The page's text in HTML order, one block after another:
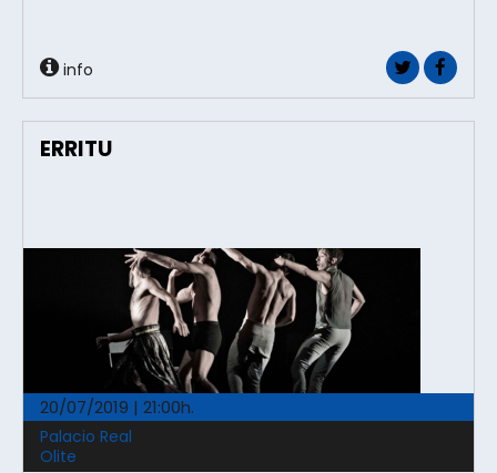
info
ERRITU
20/07/2019 | 21:00h.
Palacio Real
Olite